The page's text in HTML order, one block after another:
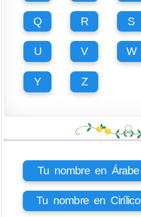
Q R S
U V W
Y Z
Tu nombre en Árabe
Tu nombre en Cirílico